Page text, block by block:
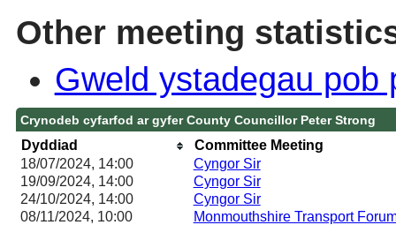
Other meeting
Gweld ystadegau pob
Crynodeb cyfarfod ar gyfer County Councillor Peter Strong
Dyddiad
Committee Meeting
18/07/2024, 14:00
Cyngor Sir
19/09/2024, 14:00 Cyngor Sir
24/10/2024, 14:00 Cyngor Sir
08/11/2024, 10:00
Monmouthshire Transport